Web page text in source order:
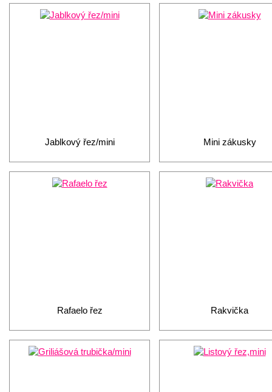
Jablkový řez/mini Mini zákusky
Rafaelo řez Rakvička